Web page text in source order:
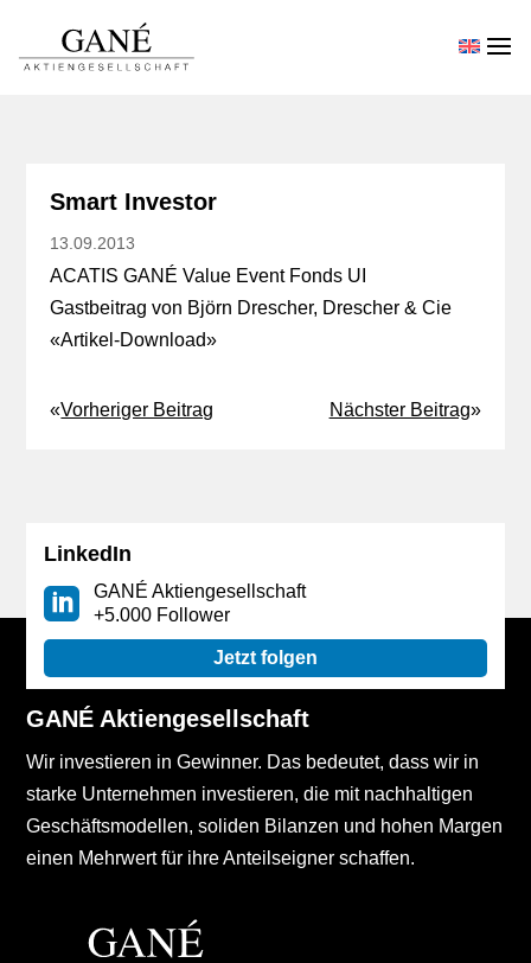
Smart Investor
13.09.2013
ACATIS GANÉ Value Event Fonds UI
Gastbeitrag von Björn Drescher, Drescher & Cie
«Artikel-Download»
«Vorheriger Beitrag Nächster Beitrag»
LinkedIn
GANÉ Aktiengesellschaft
+5.000 Follower
Jetzt folgen
GANÉ Aktiengesellschaft
Wir investieren in Gewinner. Das bedeutet, dass wir in
starke Unternehmen investieren, die mit nachhaltigen
Geschäftsmodellen, soliden Bilanzen und hohen Margen
einen Mehrwert für ihre Anteilseigner schaffen.